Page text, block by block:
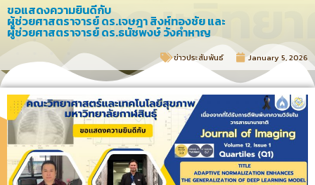
ขอแสดงความยินดีกับ
ผู้ช่วยศาสตราจารย์ ดร.เจษฎา สิงห์ทองชัย และ
ผู้ช่วยศาสตราจารย์ ดร.ธนัชพงษ์ วังคำหาญ
ข่าวประสัมพันธ์​ January 5, 2026